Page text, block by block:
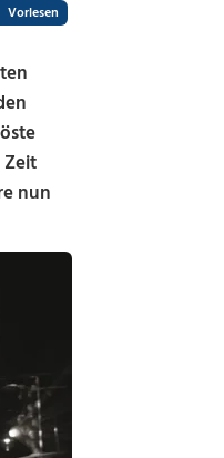
Vorlesen
nun